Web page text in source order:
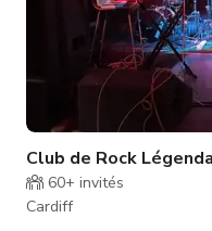
Club de Rock
60+ invités
Cardiff